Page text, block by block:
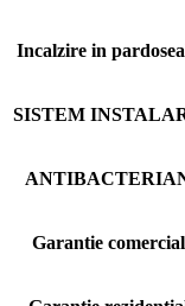
Incalzire in
SISTEM
Garantie comercial